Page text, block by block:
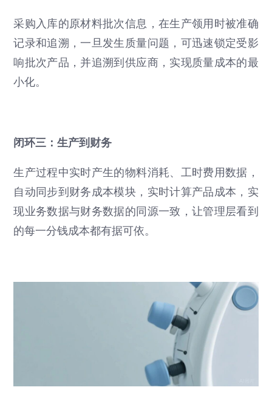
采购入库的原材料批次信息，在生产领用时被准确
记录和追溯，一旦发生质量问题，可迅速锁定受影
响批次产品，并追溯到供应商，实现质量成本的最
小化。
闭环三：生产到财务
生产过程中实时产生的物料消耗、工时费用数据，
自动同步到财务成本模块，实时计算产品成本，实
现业务数据与财务数据的同源一致，让管理层看到
的每一分钱成本都有据可依。